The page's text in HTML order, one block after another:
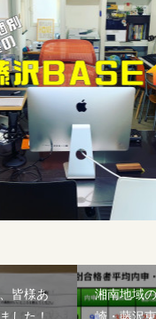
皆様あ
した！
湘南地域
崎・藤沢